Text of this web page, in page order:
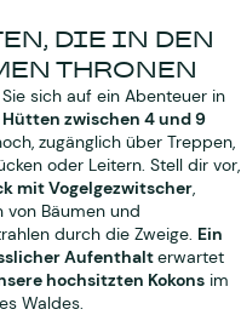
DIE IN DEN
THRONEN
sich auf ein Abenteuer in
Hütten zwischen 4 und 9
zugänglich über Treppen,
oder Leitern. Stell dir vor,
mit Vogelgezwitscher,
von Bäumen und
durch die Zweige. Ein
Aufenthalterwartet
hochsitzten Kokons im
Waldes.